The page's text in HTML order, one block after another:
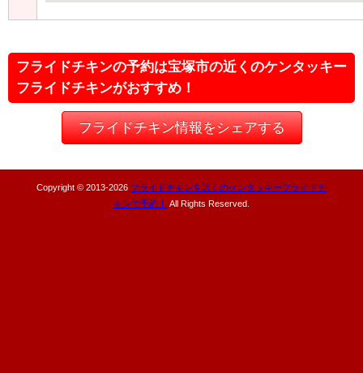
フライドチキンの予約は宝塚市の近くのケンタッキー
フライドチキンがおすすめ！
フライドチキン情報をシェアする
Copyright © 2013-2026 フライドチキンを近くのケンタッキーフライドチ
キンで予約！
All Rights Reserved.